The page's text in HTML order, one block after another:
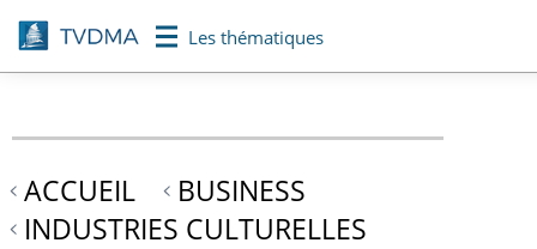
Aller
au
contenu
Les thématiques
ACCUEIL
BUSINESS
INDUSTRIES CULTURELLES